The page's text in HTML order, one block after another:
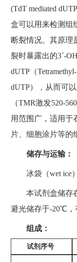
(TdT mediated
盒可以用来检测组
断裂情况。其原理
裂时暴露出的3´-
dUTP（
dUTP），从而可
（TMR激发520-
用范围广，适用于
片、细胞涂片等的
储存与运输：
冰袋（wet ice
本试剂盒储存
避光储存于-20℃，
组成：
试剂序号